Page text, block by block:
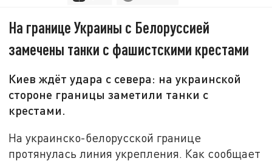
На границе Украины с Белоруссией
замечены танки с фашистскими крестами
Киев ждёт удара с севера: на украинской
стороне границы заметили танки с
крестами.
На украинско-белорусской границе
протянулась линия укрепления. Как сообщает